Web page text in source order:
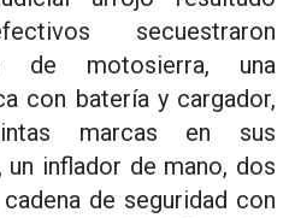
secuestraron
de motosierra, una
con batería y cargador,
marcas en sus
un inflador de mano, dos
de seguridad con